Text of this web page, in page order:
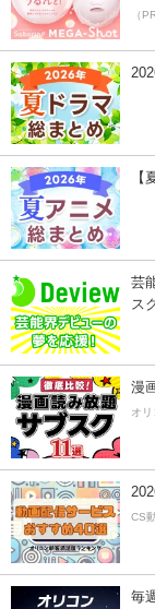
（
芸
ス
漫
オ
CS
毎